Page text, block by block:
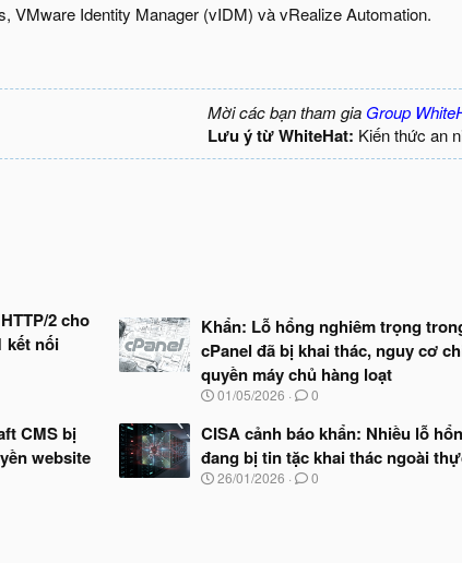
VMware Identity Manager (vIDM) và vRealize Automation.
Mời các bạn tham gia Group
Lưu ý từ WhiteHat: Kiến thức an
2 cho
kết nối
Khẩn: Lỗ hổng nghiêm trọng
cPanel đã bị khai thác, nguy cơ
quyền máy chủ hàng loạt
N
à
b
ắ
01/05/2026 0
CMS bị
website
CISA cảnh báo khẩn: Nhiều lỗ
đang bị tin tặc khai thác ngoài
N
26/01/2026 0